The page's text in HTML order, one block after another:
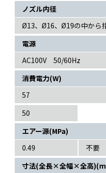
ノズル内径
Ø13、Ø16、Ø19の中から
電源
AC100V 50/60Hz
消費電力(W)
57
50
エアー源(MPa)
0.49
不要
寸法(全長×全幅×全高